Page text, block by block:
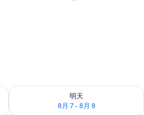
明天
8月 7 - 8月 8
查看明天的空房情况：8月 7 - 8月 8